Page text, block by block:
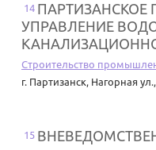
14 ПАРТИЗАНСКОЕ
УПРАВЛЕНИЕ
Строительство
г. Партизанск, Нагорная ул.,
15